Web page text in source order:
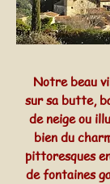
Notre beau
sur sa butte,
de neige ou
bien du
pittoresques
de fontaines